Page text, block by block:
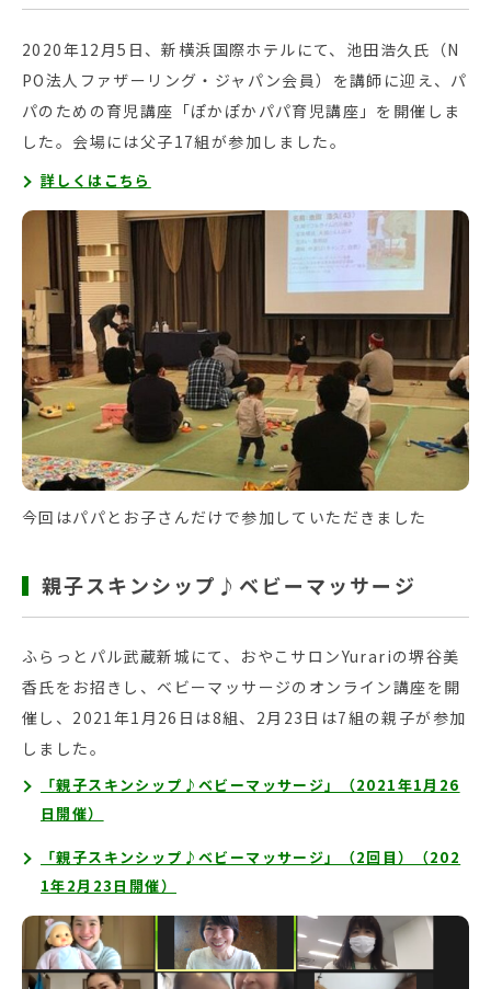
2020年12月5日、新横浜国際ホテルにて、池田浩久氏（N
PO法人ファザーリング・ジャパン会員）を講師に迎え、パ
パのための育児講座「ぽかぽかパパ育児講座」を開催しま
した。会場には父子17組が参加しました。
詳しくはこちら
今回はパパとお子さんだけで参加していただきました
親子スキンシップ♪ベビーマッサージ
ふらっとパル武蔵新城にて、おやこサロンYurariの堺谷美
香氏をお招きし、ベビーマッサージのオンライン講座を開
催し、2021年1月26日は8組、2月23日は7組の親子が参加
しました。
「親子スキンシップ♪ベビーマッサージ」（2021年1月26
日開催）
「親子スキンシップ♪ベビーマッサージ」（2回目）（202
1年2月23日開催）